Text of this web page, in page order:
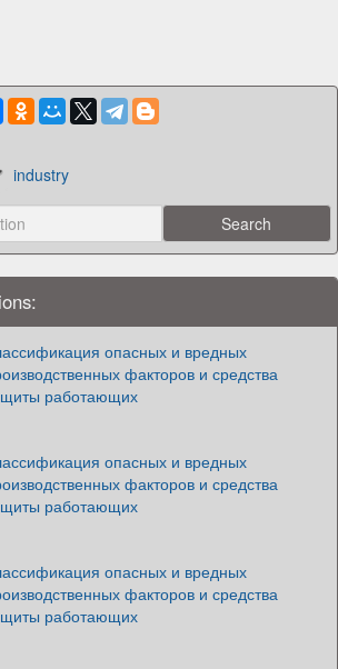
industry
опасных и вредных
факторов и средства
работающих
опасных и вредных
факторов и средства
работающих
опасных и вредных
факторов и средства
работающих